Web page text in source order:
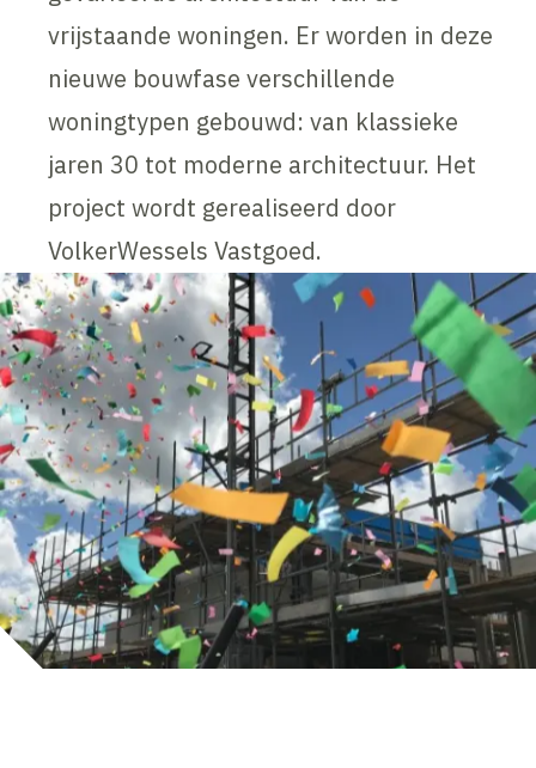
vrijstaande woningen. Er worden in deze
nieuwe bouwfase verschillende
woningtypen gebouwd: van klassieke
jaren 30 tot moderne architectuur. Het
project wordt gerealiseerd door
VolkerWessels Vastgoed.